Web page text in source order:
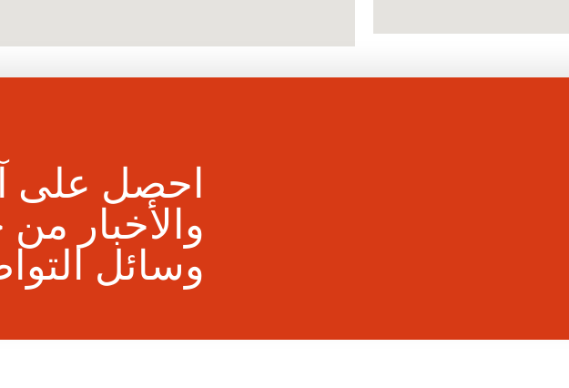
احصل على
والأخبار
وسائل